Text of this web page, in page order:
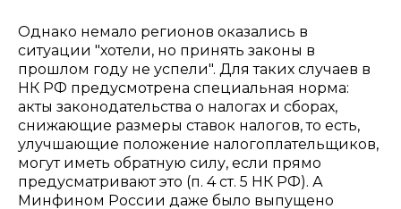
Однако немало регионов оказались в
ситуации "хотели, но принять законы в
прошлом году не успели". Для таких случаев в
НК РФ предусмотрена специальная норма:
акты законодательства о налогах и сборах,
снижающие размеры ставок налогов, то есть,
улучшающие положение налогоплательщиков,
могут иметь обратную силу, если прямо
предусматривают это (п. 4 ст. 5 НК РФ). А
Минфином России даже было выпущено